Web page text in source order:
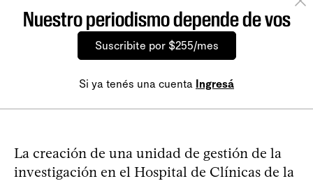
Nuestro periodismo depende de vos
Suscribite por $255/mes
Si ya tenés una cuenta Ingresá
La creación de una unidad de gestión de la
investigación en el Hospital de Clínicas de la